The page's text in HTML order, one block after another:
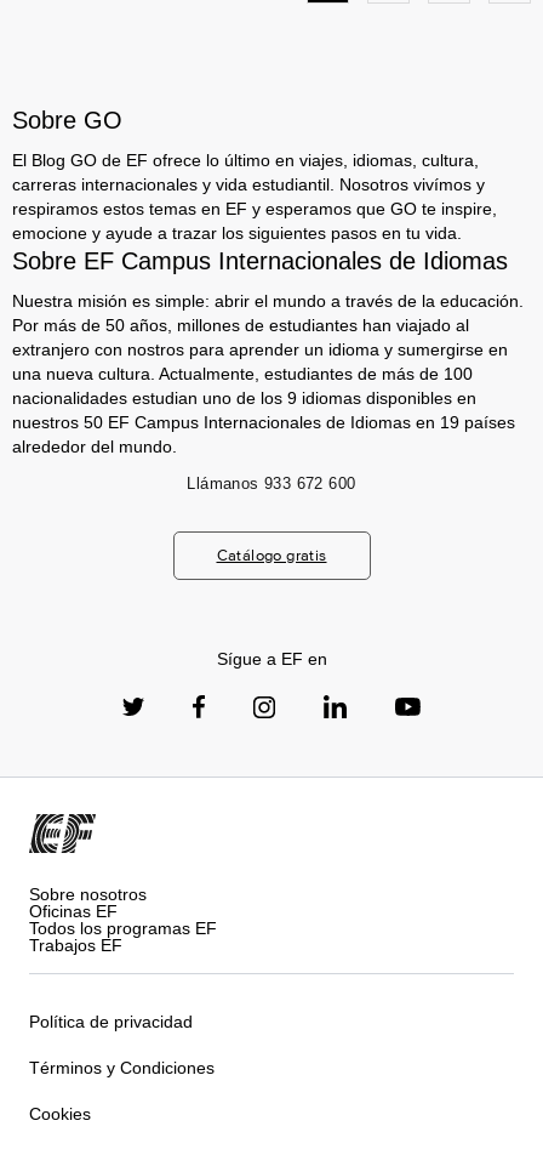
Sobre GO
El Blog GO de EF ofrece lo último en viajes, idiomas, cultura,
carreras internacionales y vida estudiantil. Nosotros vivímos y
respiramos estos temas en EF y esperamos que GO te inspire,
emocione y ayude a trazar los siguientes pasos en tu vida.
Sobre EF Campus Internacionales de Idiomas
Nuestra misión es simple: abrir el mundo a través de la educación.
Por más de 50 años, millones de estudiantes han viajado al
extranjero con nostros para aprender un idioma y sumergirse en
una nueva cultura. Actualmente, estudiantes de más de 100
nacionalidades estudian uno de los 9 idiomas disponibles en
nuestros 50 EF Campus Internacionales de Idiomas en 19 países
alrededor del mundo.
Llámanos 933 672 600
Catálogo gratis
Sígue a EF en
Sobre nosotros
Oficinas EF
Todos los programas EF
Trabajos EF
Política de privacidad
Términos y Condiciones
Cookies